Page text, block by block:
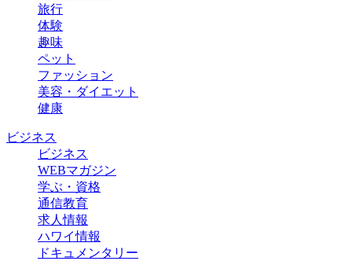
旅行
体験
趣味
ペット
ファッション
美容・ダイエット
健康
ビジネス
ビジネス
WEBマガジン
学ぶ・資格
通信教育
求人情報
ハワイ情報
ドキュメンタリー